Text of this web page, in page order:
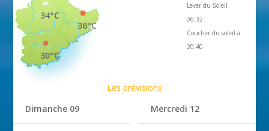
36°C
34°C
30°C
Lever du Soleil
06:32
Coucher du soleil à
20:40
Les prévisions
Dimanche 09
Mercredi 12